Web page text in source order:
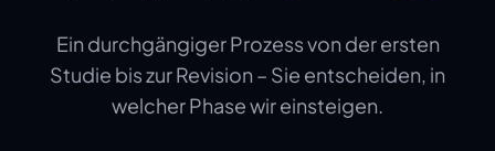
Ein durchgängiger Prozess von der ersten
Studie bis zur Revision – Sie entscheiden, in
welcher Phase wir einsteigen.